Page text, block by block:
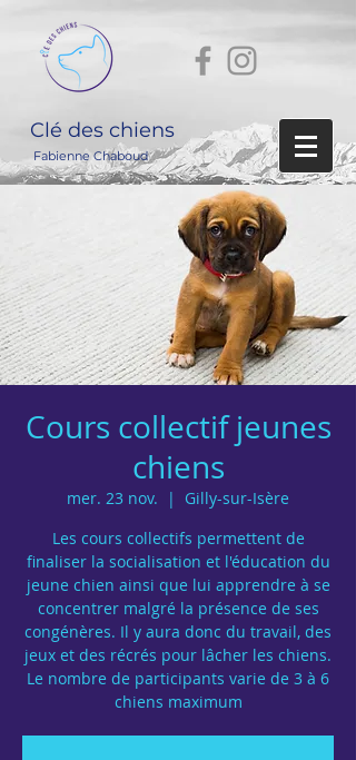
Clé des chiens
Fabienne Chaboud
Cours collectif jeunes
chiens
mer. 23 nov.
  |
Gilly-sur-Isère
Les cours collectifs permettent de
finaliser la socialisation et l'éducation du
jeune chien ainsi que lui apprendre à se
concentrer malgré la présence de ses
congénères. Il y aura donc du travail, des
jeux et des récrés pour lâcher les chiens.
Le nombre de participants varie de 3 à 6
chiens maximum